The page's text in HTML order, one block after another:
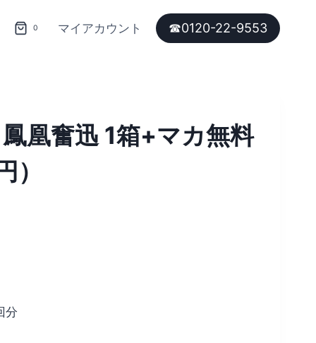
0 マイアカウント ☎︎0120-22-9553
鳳凰奮迅 1箱+マカ無料
分